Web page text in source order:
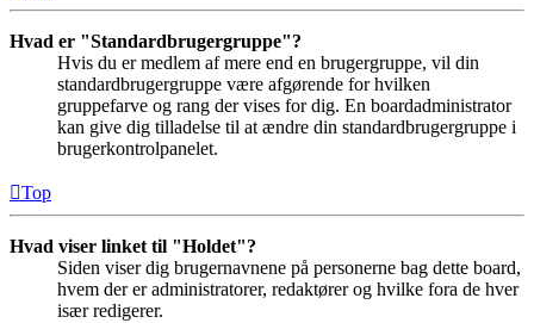
Hvad er "Standardbrugergruppe"?
Hvis du er medlem af mere end en brugergruppe, vil din
standardbrugergruppe være afgørende for hvilken
gruppefarve og rang der vises for dig. En boardadministrator
kan give dig tilladelse til at ændre din standardbrugergruppe i
brugerkontrolpanelet.
Top
Hvad viser linket til "Holdet"?
Siden viser dig brugernavnene på personerne bag dette board,
hvem der er administratorer, redaktører og hvilke fora de hver
især redigerer.